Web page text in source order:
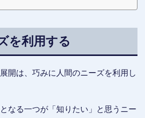
WEBサイトを開設しただけ、或は、記事更新を継続した...
を利用する
開は、巧みに人間のニーズを利用し
なる一つが「知りたい」と思うニー